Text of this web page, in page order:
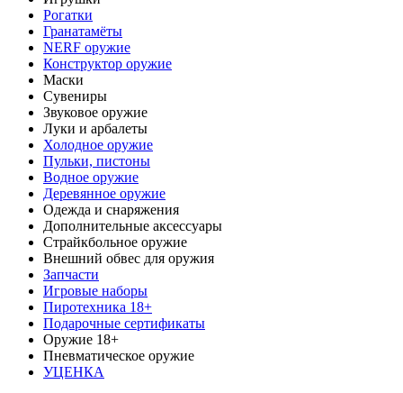
Рогатки
Гранатамёты
NERF оружие
Конструктор оружие
Маски
Сувениры
Звуковое оружие
Луки и арбалеты
Холодное оружие
Пульки, пистоны
Водное оружие
Деревянное оружие
Одежда и снаряжения
Дополнительные аксессуары
Страйкбольное оружие
Внешний обвес для оружия
Запчасти
Игровые наборы
Пиротехника 18+
Подарочные сертификаты
Оружие 18+
Пневматическое оружие
УЦЕНКА